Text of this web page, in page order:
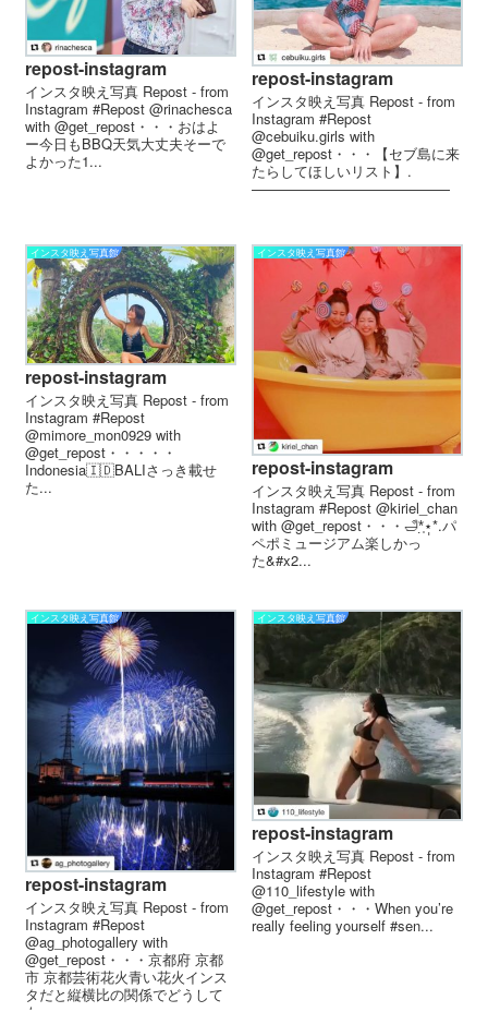
repost-instagram
インスタ映え写真 Repost - from
Instagram #Repost @rinachesca
with @get_repost・・・おはよ
ー 今日もBBQ 天気大丈夫そーで
よかった️️ 1...
repost-instagram
インスタ映え写真 Repost - from
Instagram #Repost
@cebuiku.girls with
@get_repost・・・【セブ島に来
たらしてほしいリスト】.
——————————————
インスタ映え写真館
repost-instagram
インスタ映え写真 Repost - from
Instagram #Repost
@mimore_mon0929 with
@get_repost・・・・・
Indonesia🇮🇩BALIさっき載せ
た...
インスタ映え写真館
repost-instagram
インスタ映え写真 Repost - from
Instagram #Repost @kiriel_chan
with @get_repost・・・🛁*̣̩⋆̩*.パ
ペポミュージアム楽しかっ
た‍&#x2...
インスタ映え写真館
repost-instagram
インスタ映え写真 Repost - from
Instagram #Repost
@ag_photogallery with
@get_repost・・・京都府 京都
市 京都芸術花火︎青い花火︎インス
タだと縦横比の関係でどうして
も...
インスタ映え写真館
repost-instagram
インスタ映え写真 Repost - from
Instagram #Repost
@110_lifestyle with
@get_repost・・・When you’re
really feeling yourself #sen...